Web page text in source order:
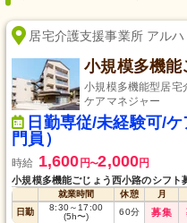
居宅介護支援事業所 アル
小規模多機能
小規模多機能型居宅
ケアマネジャー
日勤専従/未経験可/
門員）
時給 1,600 円〜2,000円
小規模多機能ごじょう西小路のシフト
就業時間 休憩 月
日勤
8:30～17:00
(5h〜)
60分 募集